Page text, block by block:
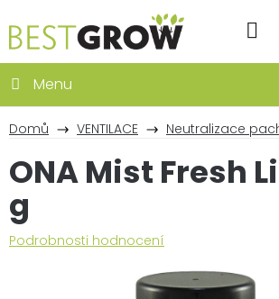
na
obsah
Domů VENTILACE Neutralizace
ONA Mist Fresh
g
Průměrné
Podrobnosti hodnocení